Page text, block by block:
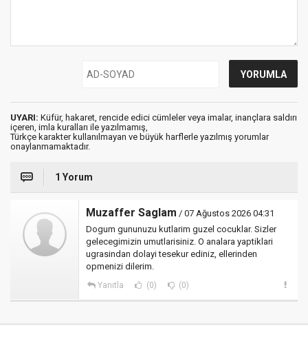
UYARI: Küfür, hakaret, rencide edici cümleler veya imalar, inançlara saldırı
içeren, imla kuralları ile yazılmamış,
Türkçe karakter kullanılmayan ve büyük harflerle yazılmış yorumlar
onaylanmamaktadır.
1 Yorum
Muzaffer Saglam / 07 Ağustos 2026 04:31
Dogum gununuzu kutlarim guzel cocuklar. Sizler
gelecegimizin umutlarisiniz. O analara yaptiklari
ugrasindan dolayi tesekur ediniz, ellerinden
opmenizi dilerim.
Yanıtla (0) (0)